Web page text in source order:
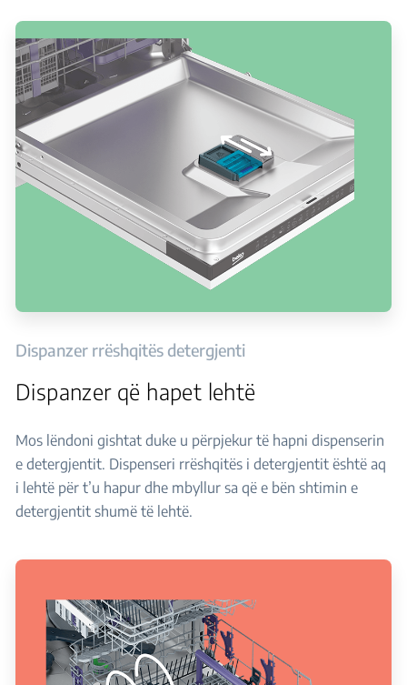
Dispanzer rrëshqitës detergjenti
Dispanzer që hapet lehtë
Mos lëndoni gishtat duke u përpjekur të hapni dispenserin
e detergjentit. Dispenseri rrëshqitës i detergjentit është aq
i lehtë për t’u hapur dhe mbyllur sa që e bën shtimin e
detergjentit shumë të lehtë.